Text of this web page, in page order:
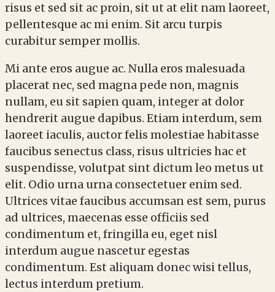
risus et sed sit ac proin, sit ut at elit nam laoreet,
pellentesque ac mi enim. Sit arcu turpis
curabitur semper mollis.
Mi ante eros augue ac. Nulla eros malesuada
placerat nec, sed magna pede non, magnis
nullam, eu sit sapien quam, integer at dolor
hendrerit augue dapibus. Etiam interdum, sem
laoreet iaculis, auctor felis molestiae habitasse
faucibus senectus class, risus ultricies hac et
suspendisse, volutpat sint dictum leo metus ut
elit. Odio urna urna consectetuer enim sed.
Ultrices vitae faucibus accumsan est sem, purus
ad ultrices, maecenas esse officiis sed
condimentum et, fringilla eu, eget nisl
interdum augue nascetur egestas
condimentum. Est aliquam donec wisi tellus,
lectus interdum pretium.